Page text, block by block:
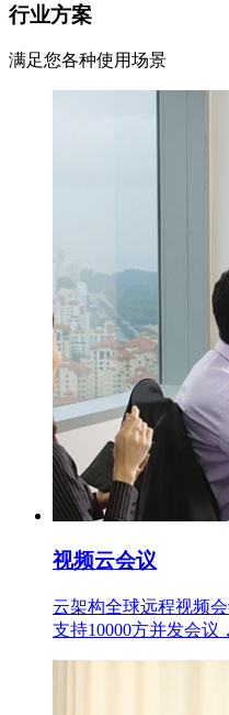
行业方案
满足您各种使用场景
视频云会议
云架构全球远程视频
支持10000方并发会议